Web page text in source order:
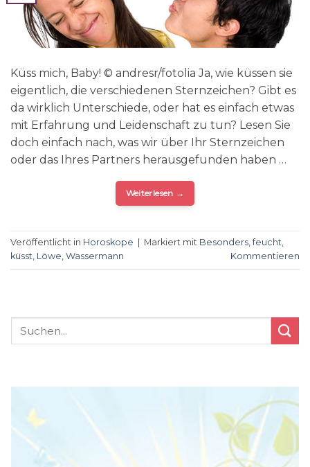
Küss mich, Baby! © andresr/fotolia Ja, wie küssen sie
eigentlich, die verschiedenen Sternzeichen? Gibt es
da wirklich Unterschiede, oder hat es einfach etwas
mit Erfahrung und Leidenschaft zu tun? Lesen Sie
doch einfach nach, was wir über Ihr Sternzeichen
oder das Ihres Partners herausgefunden haben …
Weiterlesen →
Veröffentlicht in Horoskope Markiert mit Besonders,feucht,
küsst, Löwe, Wassermann Kommentieren